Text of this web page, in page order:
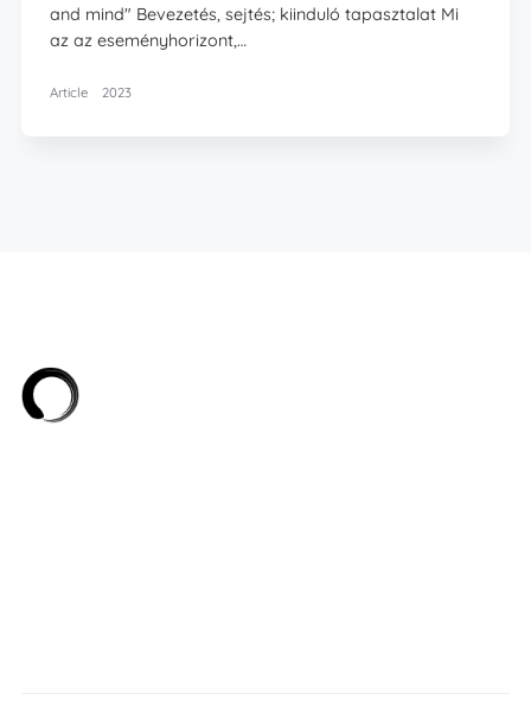
and mind" Bevezetés, sejtés; kiinduló tapasztalat Mi
az az eseményhorizont,…
Article 2023